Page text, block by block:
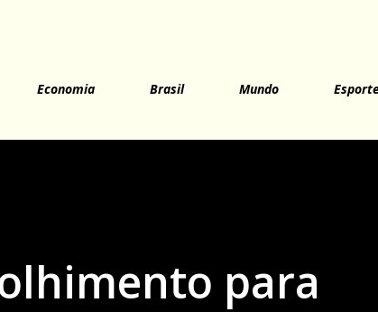
Economia Brasil Mundo
para